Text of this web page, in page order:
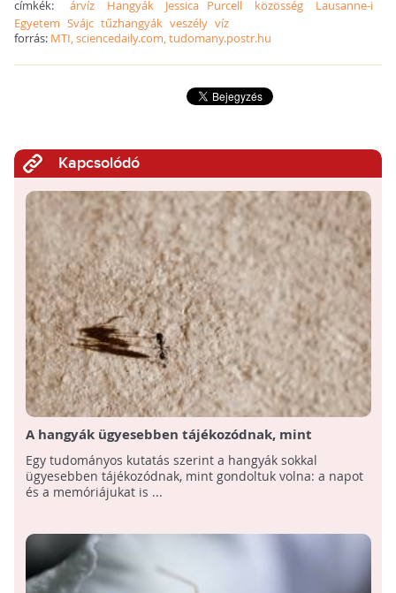
címkék: árvíz Hangyák Jessica Purcell közösség
Lausanne-i
Egyetem Svájc tűzhangyák veszély víz
forrás: MTI, sciencedaily.com, tudomany.postr.hu
Kapcsolódó
A hangyák ügyesebben tájékozódnak, mint
gondoltuk
Egy tudományos kutatás szerint a hangyák sokkal
ügyesebben tájékozódnak, mint gondoltuk volna: a napot
és a memóriájukat is ...